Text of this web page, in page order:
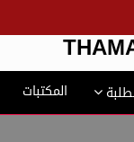
المكتبات